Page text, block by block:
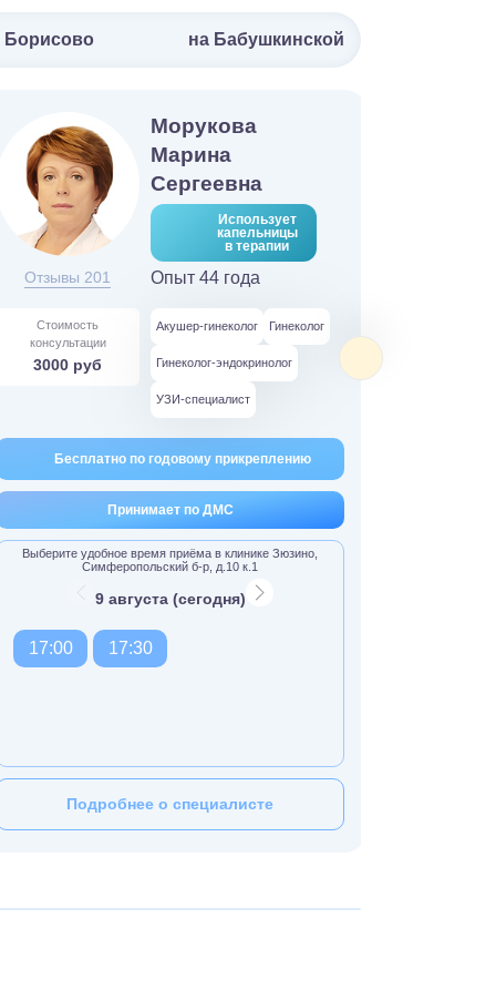
Борисово на Бабушкинской
Отзывы 201
Морукова
Марина
Сергеевна
Использует
капельницы
в терапии
Опыт 44 года
Стоимость
консультации
3000 руб
Акушер-гинеколог Гинеколог
Гинеколог-эндокринолог
УЗИ-специалист
Бесплатно по годовому прикреплению
Принимает по ДМС
Выберите удобное время приёма в клинике Зюзино,
Симферопольский б-р, д.10 к.1
9 августа (сегодня)
17:00 17:30
Подробнее о специалисте